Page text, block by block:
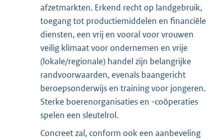
afzetmarkten. Erkend recht op landgebruik,
toegang tot productiemiddelen en financiële
diensten, een vrij en vooral voor vrouwen
veilig klimaat voor ondernemen en vrije
(lokale/regionale) handel zijn belangrijke
randvoorwaarden, evenals baangericht
beroepsonderwijs en training voor jongeren.
Sterke boerenorganisaties en -coöperaties
spelen een sleutelrol.
Concreet zal, conform ook een aanbeveling